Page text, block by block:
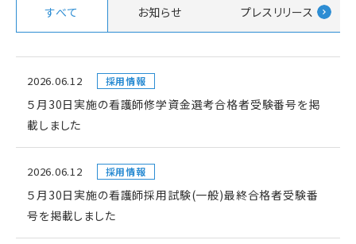
すべて お知らせ プレスリリース
2026.06.12 採用情報
５月30日実施の看護師修学資金選考合格者受験番号を掲
載しました
2026.06.12 採用情報
５月30日実施の看護師採用試験(一般)最終合格者受験番
号を掲載しました